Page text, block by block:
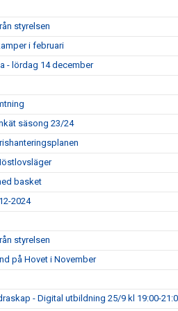
styrelsen
i februari
- lördag 14 december
säsong 23/24
basket
2024
styrelsen
på Hovet i November
- Digital utbildning 25/9 kl 19:00-